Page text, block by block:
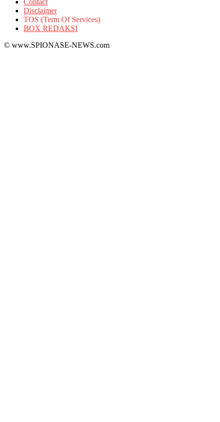
Contact
Disclaimer
TOS (Term Of Services)
BOX REDAKSI
© www.SPIONASE-NEWS.com